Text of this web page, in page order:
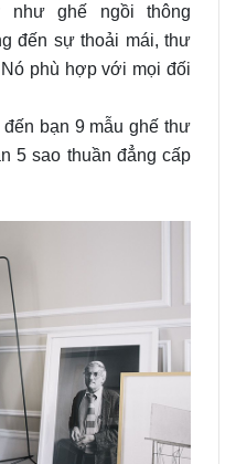
như ghế ngồi thông
đến sự thoải mái, thư
phù hợp với mọi đối
bạn 9 mẫu ghế thư
5 sao thuần đẳng cấp